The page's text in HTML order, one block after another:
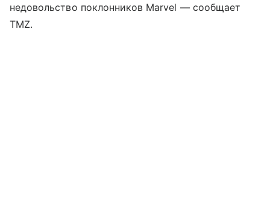
недовольство поклонников Marvel — сообщает
TMZ.